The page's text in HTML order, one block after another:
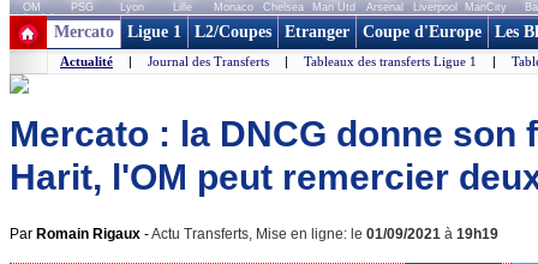
OM PSG Lyon Lille Monaco Chelsea Man Utd Arsenal Liverpool ManCity
+ de clubs
Mercato Ligue 1 L2/Coupes Etranger Coupe d'Europe Les
Actualité | Journal des Transferts | Tableaux des transferts Ligue 1 |
Mercato : la DNCG donne son
Harit, l'OM peut remercier
Par Romain Rigaux -Actu Transferts, Mise en ligne: le 01/09/2021 à 19h19